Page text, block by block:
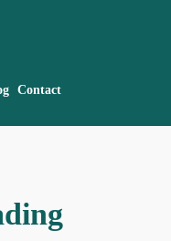
Contact